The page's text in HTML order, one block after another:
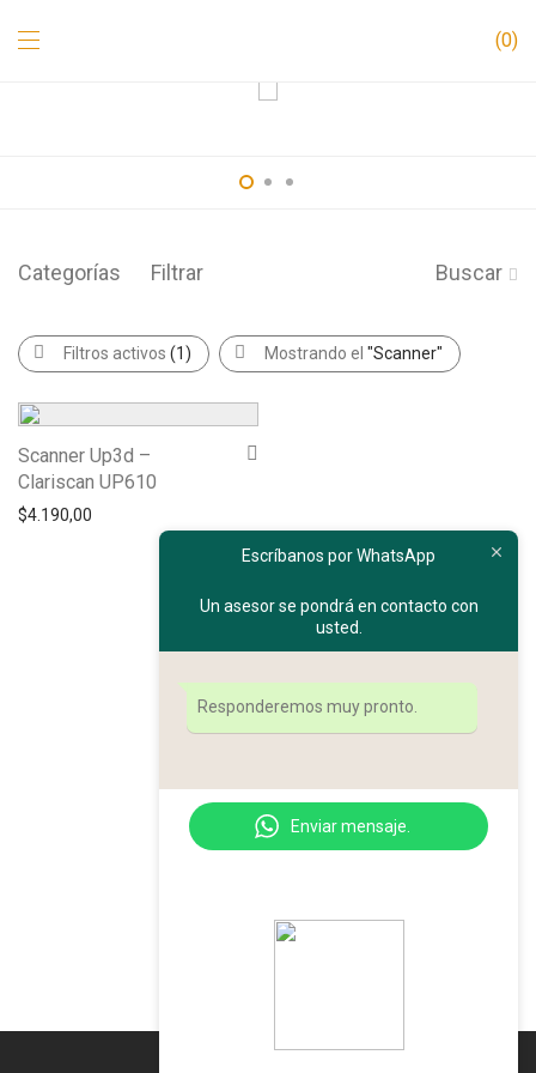
0
Categorías Filtrar Buscar
Filtros activos (1) Mostrando el "Scanner"
Scanner Up3d –
Clariscan UP610
$4.190,00
Escríbanos por WhatsApp
Un asesor se pondrá en contacto con
usted.
Responderemos muy pronto.
Enviar mensaje.